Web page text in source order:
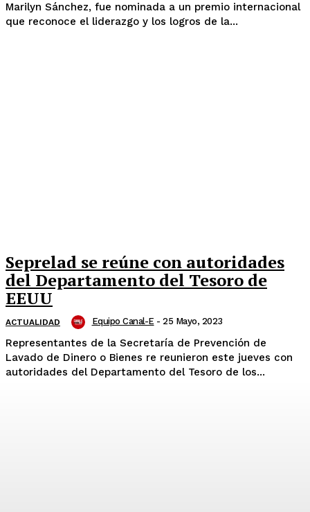
Marilyn Sánchez, fue nominada a un premio internacional
que reconoce el liderazgo y los logros de la...
Seprelad se reúne con autoridades
del Departamento del Tesoro de
EEUU
ACTUALIDAD Equipo Canal-E - 25 Mayo, 2023
Representantes de la Secretaría de Prevención de
Lavado de Dinero o Bienes re reunieron este jueves con
autoridades del Departamento del Tesoro de los...